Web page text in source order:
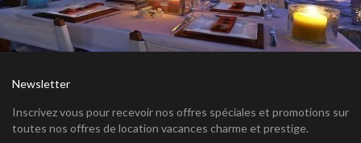
Newsletter
Inscrivez vous pour recevoir nos offres spéciales et promotions sur
toutes nos offres de location vacances charme et prestige.